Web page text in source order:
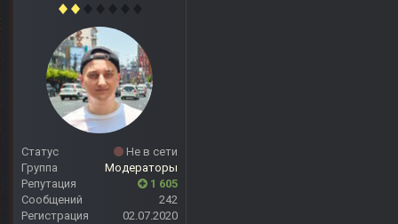
Статус
Не в сети
Группа
Модераторы
Репутация
1 605
Сообщений
242
Регистрация
02.07.2020